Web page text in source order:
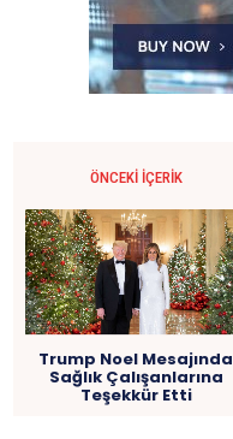
ÖNCEKI İÇERIK
Trump Noel Mesajında
Sağlık Çalışanlarına
Teşekkür Etti